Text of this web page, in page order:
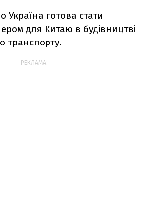
Україна готова стати
для Китаю в будівництві
транспорту.
РЕКЛАМА: